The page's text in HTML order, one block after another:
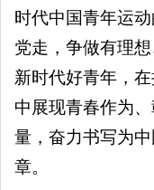
时代中国青年运
党走，争做有理
新时代好青年，
中展现青春作为
量，奋力书写为
章。